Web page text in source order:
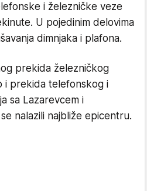
i železničke veze
U pojedinim delovima
dimnjaka i plafona.
prekida železničkog
i prekida telefonskog i
sa Lazarevcem i
nalazili najbliže epicentru.